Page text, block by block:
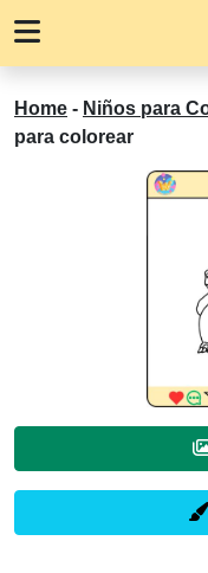
Home - Niños para
para colorear